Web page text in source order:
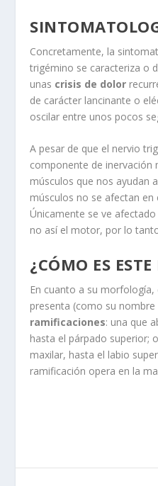
Concretamente, la
trigémino se caracteriza o
unas crisis de dolor
de carácter lancinante o
oscilar entre unos pocos
A pesar de que el nervio
componente de inervación
músculos que nos ayudan
músculos no se afectan en
Únicamente se ve
no así el motor, por lo
¿CÓMO ES
En cuanto a su morfología,
presenta (como su nombre
ramificaciones: una que
hasta el párpado superior;
maxilar, hasta el labio
ramificación opera en la